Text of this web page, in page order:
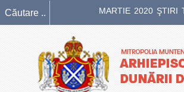
MARTIE 2020 ŞTIRI